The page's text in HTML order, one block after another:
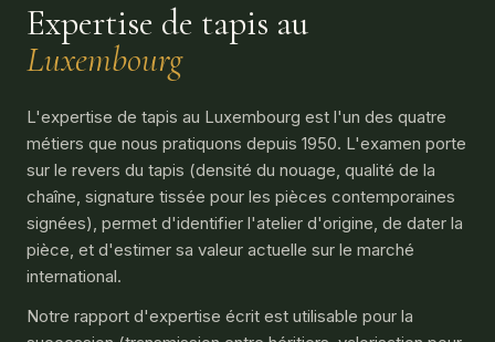
Expertise de tapis au
Luxembourg
L'expertise de tapis au Luxembourg est l'un des quatre
métiers que nous pratiquons depuis 1950. L'examen porte
sur le revers du tapis (densité du nouage, qualité de la
chaîne, signature tissée pour les pièces contemporaines
signées), permet d'identifier l'atelier d'origine, de dater la
pièce, et d'estimer sa valeur actuelle sur le marché
international.
Notre rapport d'expertise écrit est utilisable pour la